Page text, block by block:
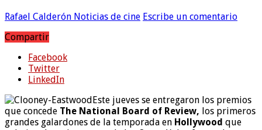
Rafael Calderón Noticias de cine Escribe un comentario
Compartir
Facebook
Twitter
LinkedIn
Este jueves se entregaron los premios
que concede The National Board of Review, los primeros
grandes galardones de la temporada en Hollywood que